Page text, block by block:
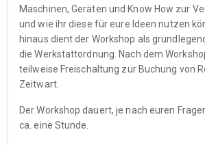
Maschinen, Geräten und Know How zur
und wie ihr diese für eure Ideen nutzen
hinaus dient der Workshop als
die Werkstattordnung. Nach dem
teilweise Freischaltung zur Buchung von
Zeitwart.
Der Workshop dauert, je nach euren
ca. eine Stunde.